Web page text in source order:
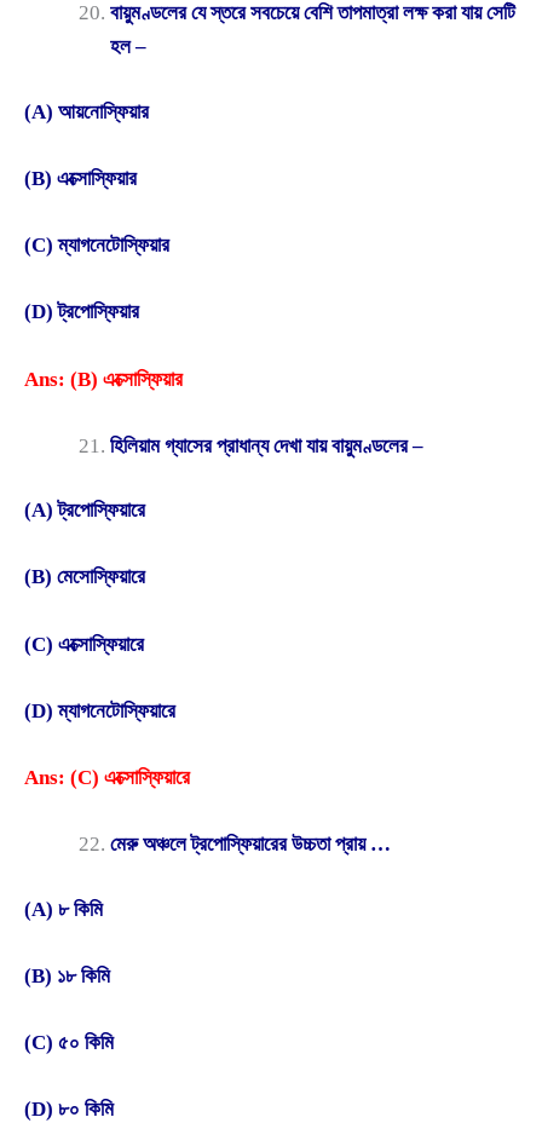
বায়ুমণ্ডলের যে স্তরে সবচেয়ে বেশি তাপমাত্রা লক্ষ করা যায় সেটি
হল –
(A) আয়নোস্ফিয়ার
(B) এক্সোস্ফিয়ার
(C) ম্যাগনেটোস্ফিয়ার
(D) ট্রপোস্ফিয়ার
Ans: (B) এক্সোস্ফিয়ার
হিলিয়াম গ্যাসের প্রাধান্য দেখা যায় বায়ুমণ্ডলের –
(A) ট্রপোস্ফিয়ারে
(B) মেসোস্ফিয়ারে
(C) এক্সোস্ফিয়ারে
(D) ম্যাগনেটোস্ফিয়ারে
Ans: (C) এক্সোস্ফিয়ারে
মেরু অঞ্চলে ট্রপোস্ফিয়ারের উচ্চতা প্রায় …
(A) ৮ কিমি
(B) ১৮ কিমি
(C) ৫০ কিমি
(D) ৮০ কিমি